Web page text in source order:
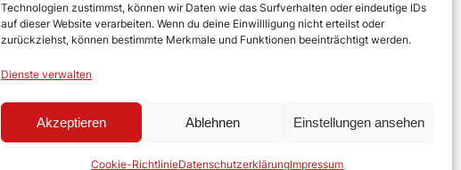
Technologien zustimmst, können wir Daten wie das Surfverhalten oder eindeutige IDs
auf dieser Website verarbeiten. Wenn du deine Einwillligung nicht erteilst oder
zurückziehst, können bestimmte Merkmale und Funktionen beeinträchtigt werden.
Dienste verwalten
Akzeptieren Ablehnen Einstellungen ansehen
Cookie-RichtlinieDatenschutzerklärungImpressum